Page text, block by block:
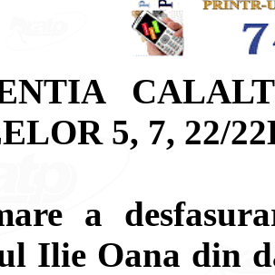
5, 7, 22/
a
Ilie Oana din